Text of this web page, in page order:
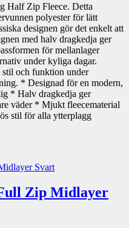
Half Zip Fleece. Detta
polyester för lätt
designen gör det enkelt att
med halv dragkedja ger
för mellanlager
under kyliga dagar.
stil och funktion under
* Designad för en modern,
* Halv dragkedja ger
väder * Mjukt fleecematerial
stil för alla ytterplagg
Zip Midlayer